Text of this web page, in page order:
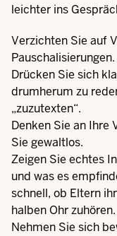
leichter ins
Verzichten Sie auf
Pauschalisierungen.
Drücken Sie sich
drumherum zu
„zuzutexten“.
Denken Sie an
Sie gewaltlos.
Zeigen Sie echtes
und was es
schnell, ob Eltern
halben Ohr zuhören.
Nehmen Sie sich